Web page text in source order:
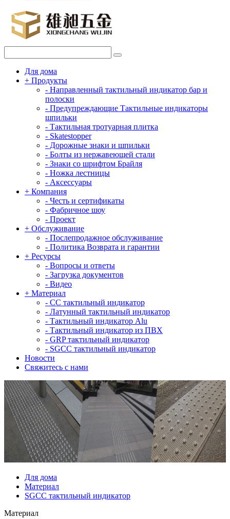
Для дома
+ Продукты
- Направленный тактильный индикатор бар и
полоски
- Предупреждающие Тактильные индикаторы
шпильки
- Тактильная тротуарная плитка
- Skatestopper
- Дорожные знаки и шпильки
- Болты из нержавеющей стали
- Знаки со шрифтом Брайля
- Ножка лестницы
- Аксессуары
+ Компания
- Честь и сертификаты
- Фабричное шоу
- Проект
+ Обслуживание
- Послепродажное обслуживание
- Политика Возврата и гарантии
+ Ресурсы
- Вопросы и ответы
- Загрузка документов
- Видео
+ Материал
- СС тактильный индикатор
- Латунный тактильный индикатор
- Тактильный индикатор Alu
- Тактильный индикатор из ПВХ
- GRP тактильный индикатор
- SGCC тактильный индикатор
Новости
Свяжитесь с нами
Для дома
Материал
SGCC тактильный индикатор
Материал